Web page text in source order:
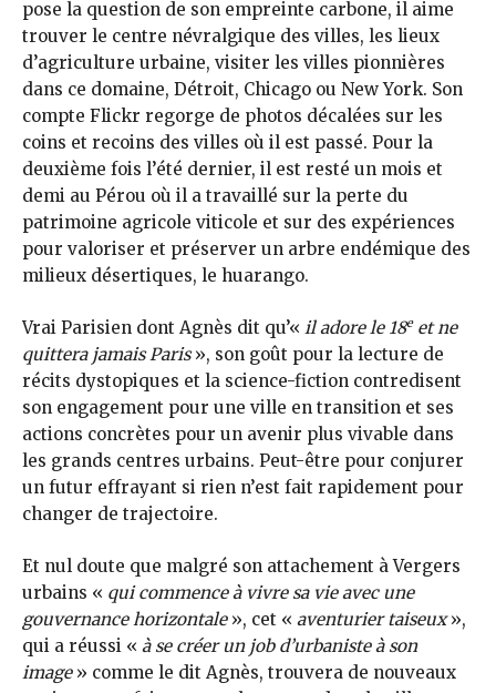
pose la question de son empreinte carbone, il aime
trouver le centre névralgique des villes, les lieux
d’agriculture urbaine, visiter les villes pionnières
dans ce domaine, Détroit, Chicago ou New York. Son
compte Flickr regorge de photos décalées sur les
coins et recoins des villes où il est passé. Pour la
deuxième fois l’été dernier, il est resté un mois et
demi au Pérou où il a travaillé sur la perte du
patrimoine agricole viticole et sur des expériences
pour valoriser et préserver un arbre endémique des
milieux désertiques, le huarango.
Vrai Parisien dont Agnès dit qu’« il adore le 18eet ne
quittera jamais Paris», son goût pour la lecture de
récits dystopiques et la science-fiction contredisent
son engagement pour une ville en transition et ses
actions concrètes pour un avenir plus vivable dans
les grands centres urbains. Peut-être pour conjurer
un futur effrayant si rien n’est fait rapidement pour
changer de trajectoire.
Et nul doute que malgré son attachement à Vergers
urbains « qui commence à vivre sa vie avec une
gouvernance horizontale», cet « aventurier taiseux»,
qui a réussi « à se créer un job d’urbaniste à son
image» comme le dit Agnès, trouvera de nouveaux